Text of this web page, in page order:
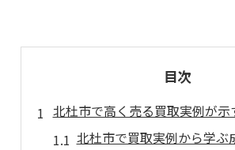
目次
北杜市で高く売る買取実例が示
北杜市で買取実例から学ぶ